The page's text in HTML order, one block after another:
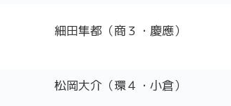
細田隼都（商３・慶應）
松岡大介（環４・小倉）